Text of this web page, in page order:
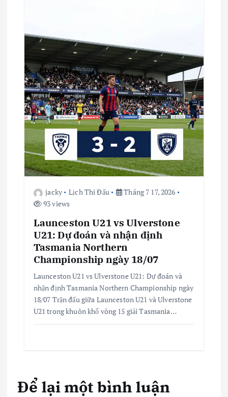
jacky Lịch Thi Đấu
Tháng 7 17, 2026
93 views
Launceston U21 vs Ulverstone
U21: Dự đoán và nhận định
Tasmania Northern
Championship ngày 18/07
Launceston U21 vs Ulverstone U21: Dự đoán và
nhận định Tasmania Northern Championship ngày
18/07 Trận đấu giữa Launceston U21 và Ulverstone
U21 trong khuôn khổ vòng 15 giải Tasmania…
Để lại một bình luận